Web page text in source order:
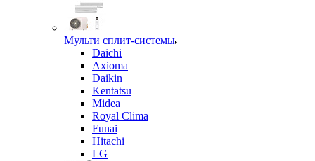
Мульти сплит-системы
Daichi
Axioma
Daikin
Kentatsu
Midea
Royal Clima
Funai
Hitachi
LG